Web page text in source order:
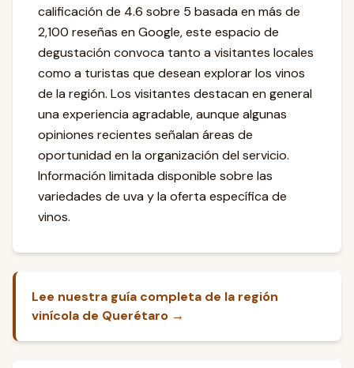
calificación de 4.6 sobre 5 basada en más de
2,100 reseñas en Google, este espacio de
degustación convoca tanto a visitantes locales
como a turistas que desean explorar los vinos
de la región. Los visitantes destacan en general
una experiencia agradable, aunque algunas
opiniones recientes señalan áreas de
oportunidad en la organización del servicio.
Información limitada disponible sobre las
variedades de uva y la oferta específica de
vinos.
Lee nuestra guía completa de la región
vinícola de Querétaro →